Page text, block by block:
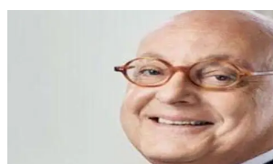
الأطلس” للفوز على جنوب إفريقيا
ينجو من الأسوأ قبل معسكر منتخب الجزائر